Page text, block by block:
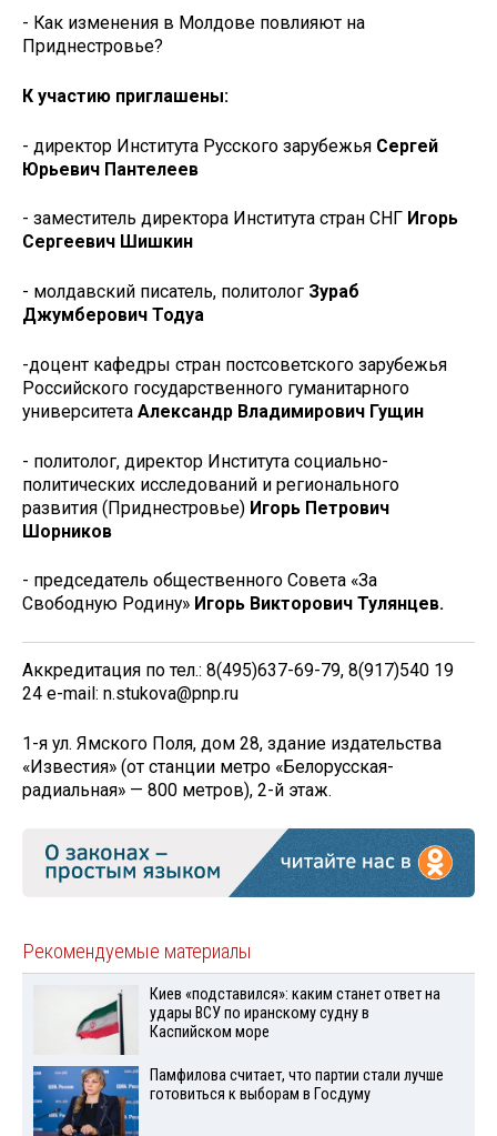
- Как изменения в Молдове повлияют на
Приднестровье?
К участию приглашены:
- директор Института Русского зарубежья Сергей
Юрьевич Пантелеев
- заместитель директора Института стран СНГ Игорь
Сергеевич Шишкин
- молдавский писатель, политолог Зураб
Джумберович Тодуа
-доцент кафедры стран постсоветского зарубежья
Российского государственного гуманитарного
университета Александр Владимирович Гущин
- политолог, директор Института социально-
политических исследований и регионального
развития (Приднестровье) Игорь Петрович
Шорников
- председатель общественного Совета «За
Свободную Родину» Игорь Викторович Тулянцев.
Аккредитация по тел.: 8(495)637-69-79, 8(917)540 19
24 e-mail: n.stukova@pnp.ru
1-я ул. Ямского Поля, дом 28, здание издательства
«Известия» (от станции метро «Белорусская-
радиальная» — 800 метров), 2-й этаж.
Рекомендуемые материалы
Киев «подставился»: каким станет ответ на
удары ВСУ по иранскому судну в
Каспийском море
Памфилова считает, что партии стали лучше
готовиться к выборам в Госдуму